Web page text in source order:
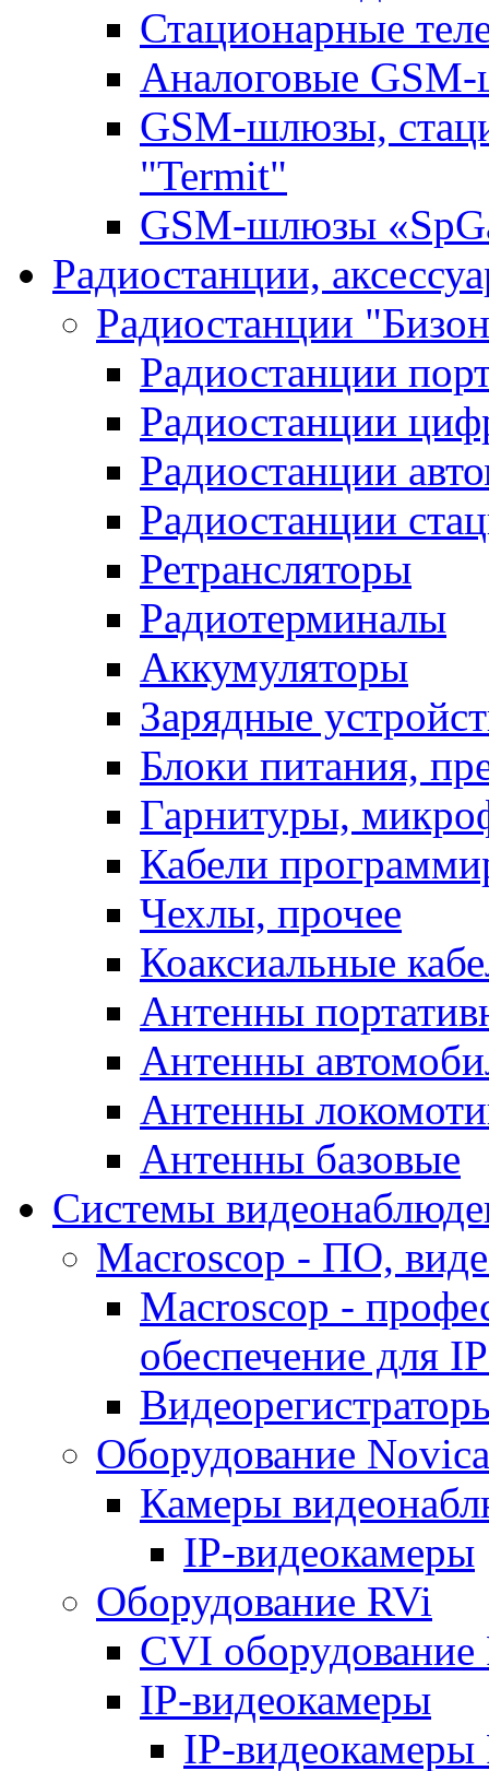
Стационарные
Аналоговые
GSM-шлюзы,
"Termit"
GSM-шлюзы
Радиостанции,
Радиостанции
Радиостанции
Радиостанции
Радиостанции
Радиостанции
Ретрансляторы
Радиотерминалы
Аккумуляторы
Зарядные
Блоки питания,
Гарнитуры,
Кабели
Чехлы, прочее
Коаксиальные
Антенны
Антенны
Антенны
Антенны базовые
Системы
Macroscop - ПО,
Macroscop -
обеспечение для
Оборудование
Камеры
IP-видеокамеры
Оборудование RVi
CVI оборудование
IP-видеокамеры
IP-видеокамеры